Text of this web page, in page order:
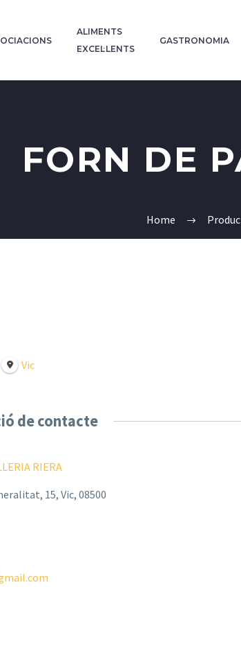
ALIMENTS
EXCEL·LENTS
GASTRONOMIA
FORN DE
Home
Vic
de contacte
RIERA
15, Vic, 08500